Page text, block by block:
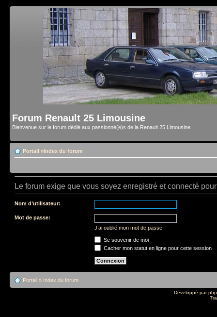
Forum Renault 25 Limousine
Bienvenue sur le forum dédié aux passionné(e)s de la Renault 25 Limousine.
Portail »Index du forum
Le forum exige que vous soyez enregistré et connecté
Nom d’utilisateur:
Mot de passe:
J’ai oublié mon mot de passe
Se souvenir de moi
Cacher mon statut en ligne pour cette session
Portail » Index du forum
Développé par